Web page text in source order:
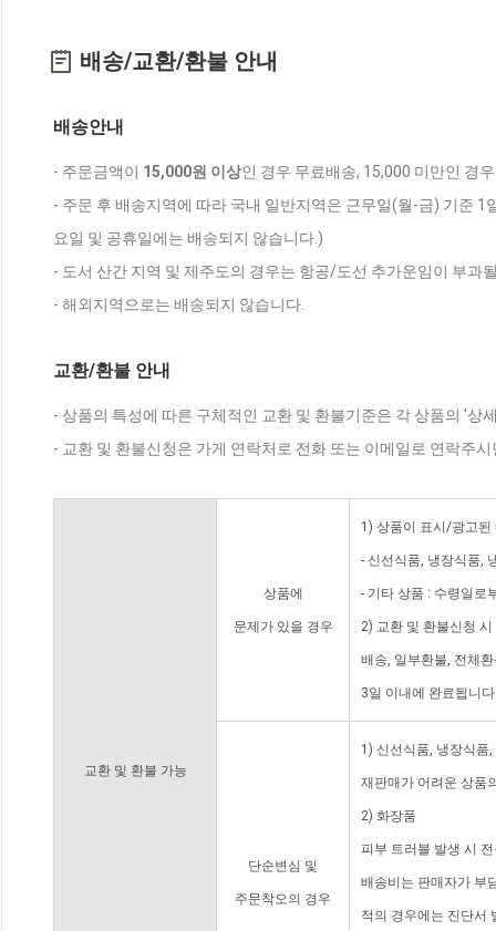
배송/교환/환불 안내
배송안내
- 주문금액이 15,000원 이상인 경우 무료배송, 15,000 미만인 경
- 주문 후 배송지역에 따라 국내 일반지역은 근무일(월-금) 기준
요일 및 공휴일에는 배송되지 않습니다.)
- 도서 산간 지역 및 제주도의 경우는 항공/도선 추가운임이 부과
- 해외지역으로는 배송되지 않습니다.
교환/환불 안내
- 상품의 특성에 따른 구체적인 교환 및 환불기준은 각 상품의 '상
- 교환 및 환불신청은 가게 연락처로 전화 또는 이메일로 연락주
교환 및 환불 가능
상품에
문제가 있을 경우
1) 상품이 표시/광고된
- 신선식품, 냉장식품,
- 기타 상품 : 수령일로
2) 교환 및 환불신청
배송, 일부환불, 전체
3일 이내에 완료됩니
단순변심 및
주문착오의 경우
1) 신선식품, 냉장식품
재판매가 어려운 상품
2) 화장품
피부 트러블 발생 시
배송비는 판매자가 부
적의 경우에는 진단서